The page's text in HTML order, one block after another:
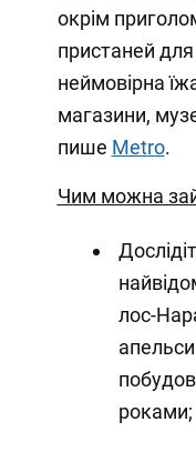
окрім
пристаней
неймовірна
магазини,
пише Metro.
Чим можна
лос-
роками;